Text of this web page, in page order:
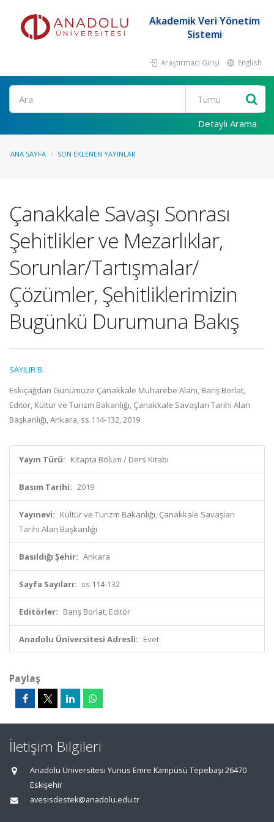
Akademik Veri Yönetim
Sistemi
Araştırmacı Girişi English
Ara
Detaylı Arama
ANA SAYFA SON EKLENEN YAYINLAR
Çanakkale Savaşı Sonrası
Şehitlikler ve Mezarlıklar,
Sorunlar/Tartışmalar/
Çözümler, Şehitliklerimizin
Bugünkü Durumuna Bakış
SAYILIR B.
Eskiçağdan Günümüze Çanakkale Muharebe Alanı, Barış Borlat,
Editör, Kültür ve Turizm Bakanlığı, Çanakkale Savaşları Tarihi Alan
Başkanlığı, Ankara, ss.114-132, 2019
Yayın Türü: Kitapta Bölüm / Ders Kitabı
Basım Tarihi: 2019
Yayınevi: Kültür ve Turizm Bakanlığı, Çanakkale Savaşları
Tarihi Alan Başkanlığı
Basıldığı Şehir: Ankara
Sayfa Sayıları: ss.114-132
Editörler: Barış Borlat, Editör
Anadolu Üniversitesi Adresli: Evet
Paylaş
İletişim Bilgileri
Anadolu Üniversitesi Yunus Emre Kampüsü Tepebaşı 26470
Eskişehir
avesisdestek@anadolu.edu.tr